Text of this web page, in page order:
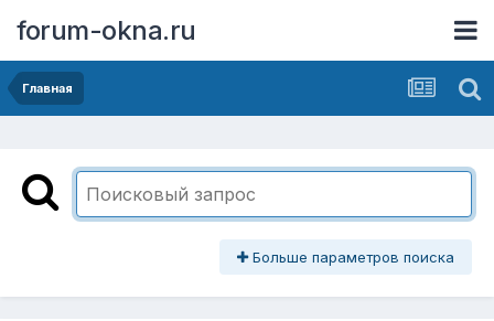
forum-okna.ru
Главная
Больше параметров поиска